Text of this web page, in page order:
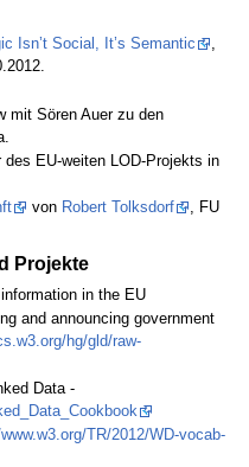
Isn’t Social, It’s Semantic
,
mit Sören Auer zu den
des EU-weiten LOD-Projekts in
von Robert Tolksdorf
, FU
Projekte
in the EU
and announcing government
hg/gld/raw-
Data -
TR/2012/WD-vocab-